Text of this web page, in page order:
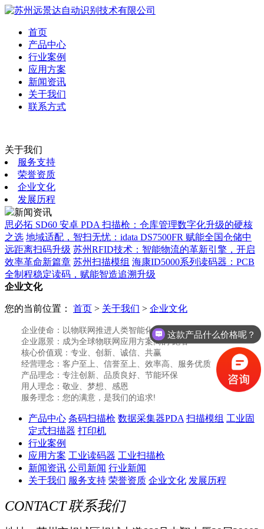
首页
产品中心
行业案例
应用方案
新闻资讯
关于我们
联系方式
关于我们
服务支持
荣誉资质
企业文化
发展历程
新闻资讯
思必拓 SD60 安卓 PDA 扫描枪：仓库管理数字化升级的硬核
之选 地域适配，智扫无忧：idata DS7500FR 赋能全国仓储中
远距离扫码升级 苏州RFID技术：智能物流的革新引擎，开启
效率革命新篇章 苏州扫描模组 海康ID5000系列读码器：PCB
全制程稳定读码，赋能智造追溯升级
企业文化
您的当前位置： 首页 > 关于我们 > 企业文化
企业使命：以物联网推进人类智能化生活方式
企业愿景：成为全球物联网应用方案商的 跑者
核心价值观：专业、创新、诚信、共赢
经营理念：客户至上、信誉至上、效率高、服务优质
产品理念：专注创新、品质良好、节能环保
用人理念：敬业、梦想、感恩
服务理念：您的满意，是我们的追求!
产品中心 条码扫描枪 数据采集器PDA 扫描模组 工业固
定式扫描器 打印机
行业案例
应用方案 工业读码器 工业扫描枪
新闻资讯 公司新闻 行业新闻
关于我们 服务支持 荣誉资质 企业文化 发展历程
CONTACT联系我们
这款产品什么价格呢？